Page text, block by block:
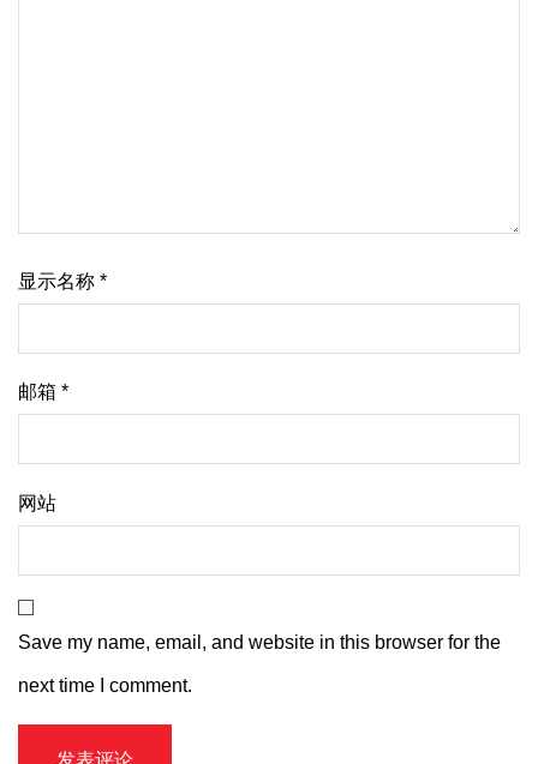
显示名称 *
邮箱 *
网站
Save my name, email, and website in this browser for the
next time I comment.